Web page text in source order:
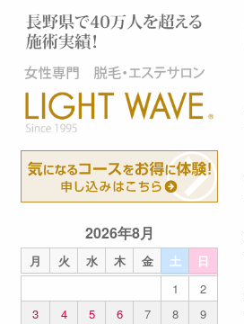
2026年8月
月 火 水 木 金 土 日
1
2
3
4 5 6 7 8
9